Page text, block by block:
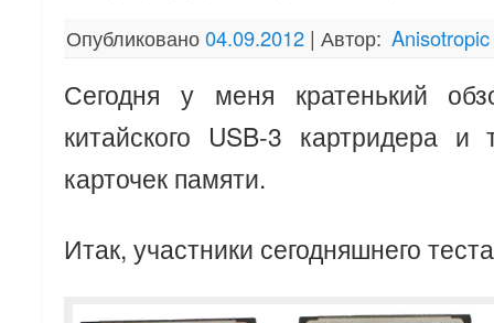
Опубликовано 04.09.2012 |Автор: Anisotropic
Сегодня у меня кратенький
китайского USB-3 картридера
карточек памяти.
Итак, участники сегодняшнего